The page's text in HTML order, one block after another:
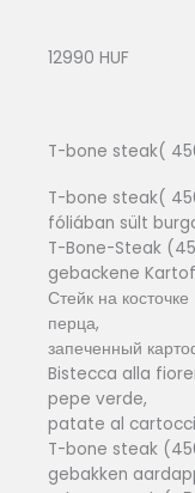
12990 HUF
T-bone steak(
T-bone steak(
fóliában sült
T-Bone-Steak
gebackene
Стейк на
перца,
запеченный
Bistecca alla
pepe verde,
patate al
T-bone steak
gebakken